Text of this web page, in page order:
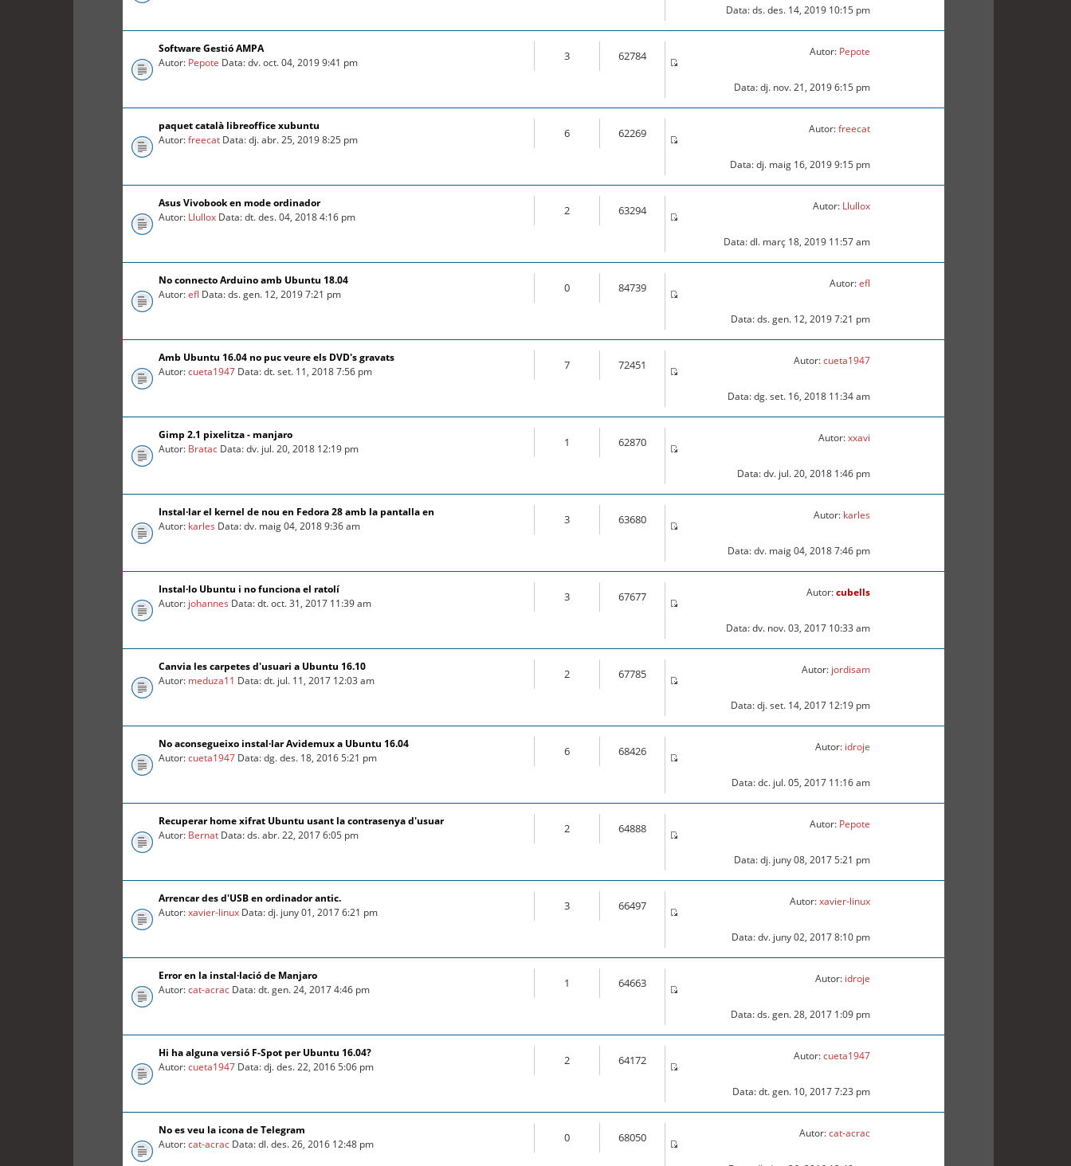
Data: ds. des. 14, 2019 10:15 pm
Software Gestió AMPA
Autor: Pepote Data: dv. oct. 04, 2019 9:41 pm 3 62784 Autor: Pepote
Data: dj. nov. 21, 2019 6:15 pm
paquet català libreoffice xubuntu
Autor:freecat Data: dj. abr. 25, 2019 8:25 pm 6 62269 Autor:freecat
Data: dj. maig 16, 2019 9:15 pm
Asus Vivobook en mode ordinador
Autor: Llullox Data: dt. des. 04, 2018 4:16 pm 2 63294 Autor: Llullox
Data: dl. març 18, 2019 11:57 am
No connecto Arduino amb Ubuntu 18.04
Autor:efl Data: ds. gen. 12, 2019 7:21 pm 0 84739 Autor:efl
Data: ds. gen. 12, 2019 7:21 pm
Amb Ubuntu 16.04 no puc veure els DVD's gravats
Autor:cueta1947 Data: dt. set. 11, 2018 7:56 pm 7 72451 Autor:cueta1947
Data: dg. set. 16, 2018 11:34 am
Gimp 2.1 pixelitza - manjaro
Autor: Bratac Data: dv. jul. 20, 2018 12:19 pm 1 62870 Autor:xxavi
Data: dv. jul. 20, 2018 1:46 pm
Instal·lar el kernel de nou en Fedora 28 amb la pantalla en
Autor: karles Data: dv. maig 04, 2018 9:36 am 3 63680 Autor: karles
Data: dv. maig 04, 2018 7:46 pm
Instal·lo Ubuntu i no funciona el ratolí
Autor: johannes Data: dt. oct. 31, 2017 11:39 am 3 67677 Autor:cubells
Data: dv. nov. 03, 2017 10:33 am
Canvia les carpetes d'usuari a Ubuntu 16.10
Autor: meduza11 Data: dt. jul. 11, 2017 12:03 am 2 67785 Autor: jordisam
Data: dj. set. 14, 2017 12:19 pm
No aconsegueixo instal·lar Avidemux a Ubuntu 16.04
Autor:cueta1947 Data: dg. des. 18, 2016 5:21 pm 6 68426 Autor: idroje
Data: dc. jul. 05, 2017 11:16 am
Recuperar home xifrat Ubuntu usant la contrasenya d'usuar
Autor: Bernat Data: ds. abr. 22, 2017 6:05 pm 2 64888 Autor: Pepote
Data: dj. juny 08, 2017 5:21 pm
Arrencar des d'USB en ordinador antic.
Autor:xavier-linux Data: dj. juny 01, 2017 6:21 pm 3 66497 Autor:xavier-linux
Data: dv. juny 02, 2017 8:10 pm
Error en la instal·lació de Manjaro
Autor:cat-acrac Data: dt. gen. 24, 2017 4:46 pm 1 64663 Autor: idroje
Data: ds. gen. 28, 2017 1:09 pm
Hi ha alguna versió F-Spot per Ubuntu 16.04?
Autor:cueta1947 Data: dj. des. 22, 2016 5:06 pm 2 64172 Autor:cueta1947
Data: dt. gen. 10, 2017 7:23 pm
No es veu la icona de Telegram
Autor:cat-acrac Data: dl. des. 26, 2016 12:48 pm 0 68050 Autor:cat-acrac